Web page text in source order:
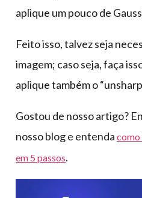
aplique um pouco de
Feito isso, talvez seja
imagem; caso seja, faça
aplique também o “unsharp
Gostou de nosso artigo?
nosso blog e entenda como
em 5 passos.